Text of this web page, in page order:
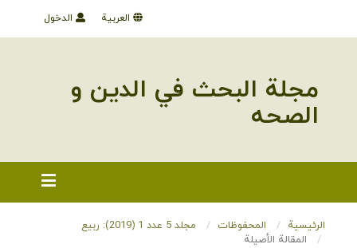
الدخول العربية
مجلة البحث في الدین و
الصحه
الرئيسية المحفوظات
مجلد 5 عدد 1 (2019): ربیع
المقالة الأصيلة